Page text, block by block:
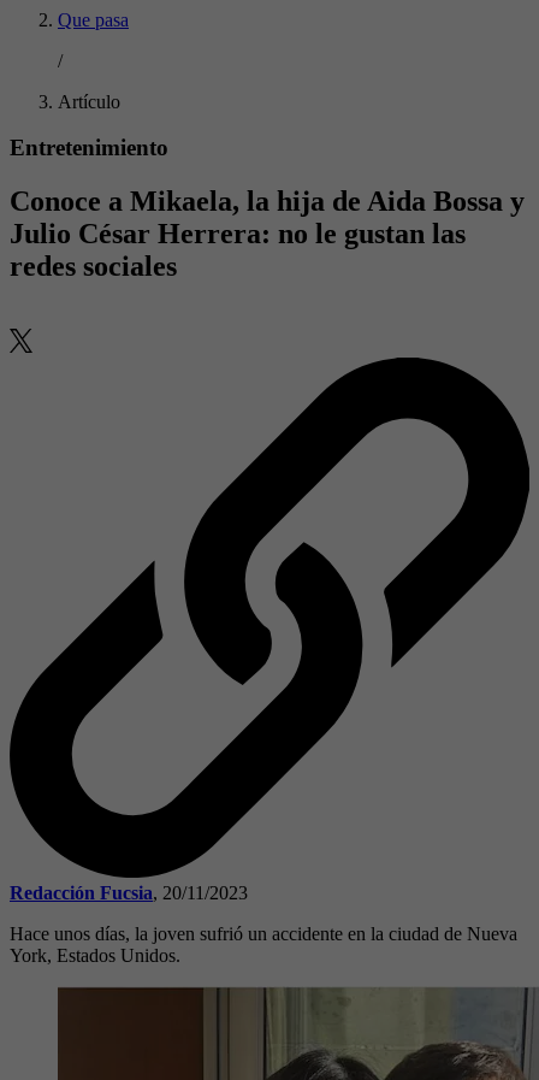
Que pasa
/
Artículo
Entretenimiento
Conoce a Mikaela, la hija de Aida Bossa y
Julio César Herrera: no le gustan las
redes sociales
Redacción Fucsia, 20/11/2023
Hace unos días, la joven sufrió un accidente en la ciudad de Nueva
York, Estados Unidos.